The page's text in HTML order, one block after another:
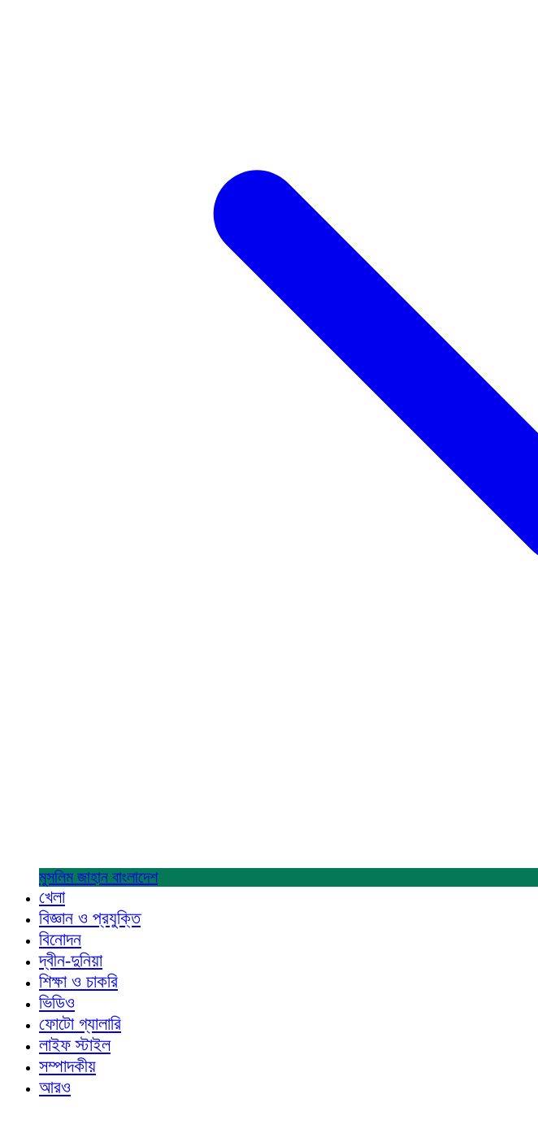
মুসলিম জাহান বাংলাদেশ
খেলা
বিজ্ঞান ও প্রযুক্তি
বিনোদন
দ্বীন-দুনিয়া
শিক্ষা ও চাকরি
ভিডিও
ফোটো গ্যালারি
লাইফ স্টাইল
সম্পাদকীয়
আরও